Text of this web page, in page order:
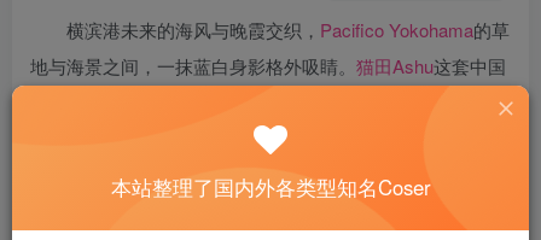
横滨港未来的海风与晚霞交织， Pacifico Yokohama的草
地与海景之间，一抹蓝白身影格外吸睛。 猫田Ashu这套中国
风改良造型，以深蓝与白色为主调，金色流苏点缀其间——
既保留东方典雅，又融入偶像活泼感。那一刻，二次元与海
岸线在镜头里完成了一次甜美碰撞。
本站整理了国内外各类型知名Coser